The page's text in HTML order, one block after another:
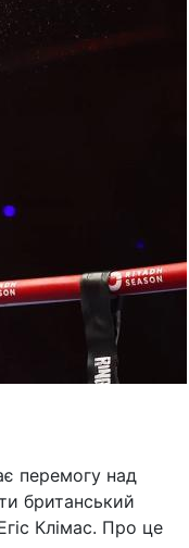
перемогу над
британський
Клімас. Про це